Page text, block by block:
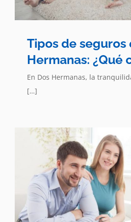
Tipos de seguros
Hermanas: ¿Qué
En Dos Hermanas, la
[…]